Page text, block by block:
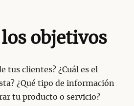
objetivos
tus clientes? ¿Cuál es el
¿Qué tipo de información
tu producto o servicio?